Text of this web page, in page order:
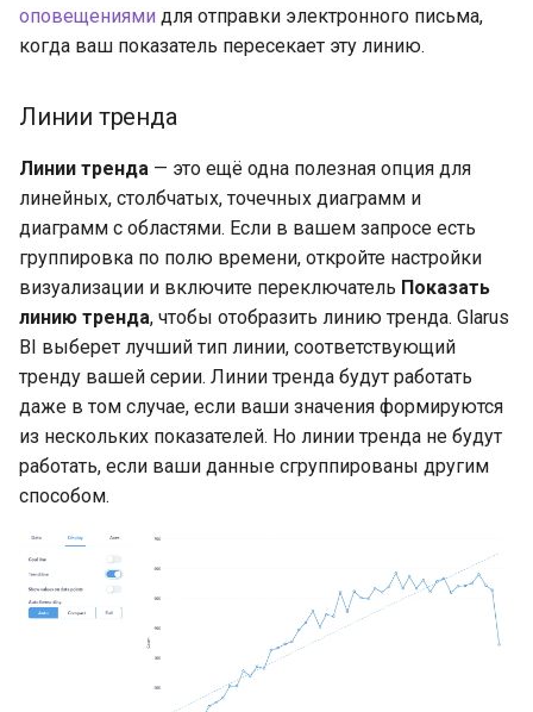
оповещениями для отправки электронного письма,
когда ваш показатель пересекает эту линию.
Линии тренда
Линии тренда — это ещё одна полезная опция для
линейных, столбчатых, точечных диаграмм и
диаграмм с областями. Если в вашем запросе есть
группировка по полю времени, откройте настройки
визуализации и включите переключатель Показать
линию тренда, чтобы отобразить линию тренда. Glarus
BI выберет лучший тип линии, соответствующий
тренду вашей серии. Линии тренда будут работать
даже в том случае, если ваши значения формируются
из нескольких показателей. Но линии тренда не будут
работать, если ваши данные сгруппированы другим
способом.